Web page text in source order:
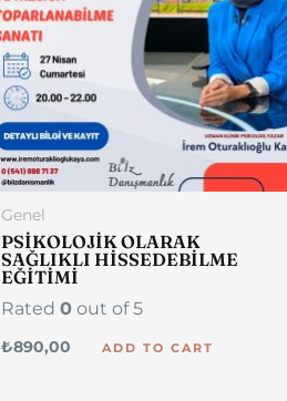
Genel
PSİKOLOJİK OLARAK
SAĞLIKLI HİSSEDEBİLME
EĞİTİMİ
Rated0 out of 5
₺890,00 ADD TO CART